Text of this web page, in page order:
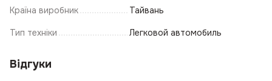
Країна виробник Тайвань
Тип техніки Легковой автомобиль
Відгуки